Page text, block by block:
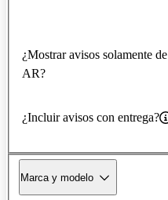
¿Mostrar avisos solamente de
AR?
¿Incluir avisos con entrega?
Marca y modelo